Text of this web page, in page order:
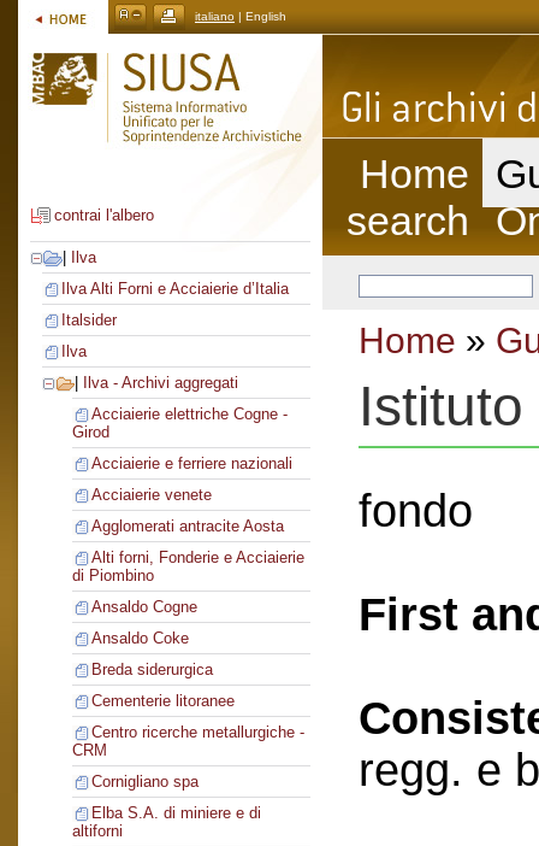
italiano | English
contrai l'albero
Ilva
Ilva Alti Forni e Acciaierie d’Italia
Italsider
Ilva
Ilva - Archivi aggregati
Acciaierie elettriche Cogne -
Girod
Acciaierie e ferriere nazionali
Acciaierie venete
Agglomerati antracite Aosta
Alti forni, Fonderie e Acciaierie
di Piombino
Ansaldo Cogne
Ansaldo Coke
Breda siderurgica
Cementerie litoranee
Centro ricerche metallurgiche -
CRM
Cornigliano spa
Elba S.A. di miniere e di
altiforni
Home
search
Home »
fondo
First
regg. e